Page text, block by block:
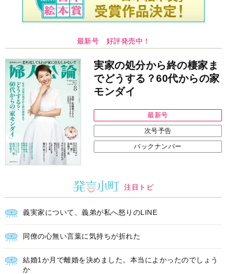
最新号 好評発売中！
実家の処分から終の棲家ま
でどうする？60代からの家
モンダイ
最新号
次号予告
バックナンバー
注目トピ
義実家について、義弟が私へ怒りのLINE
同僚の心無い言葉に気持ちが折れた
結婚1か月で離婚を決めました。本当によかったのでしょう
か